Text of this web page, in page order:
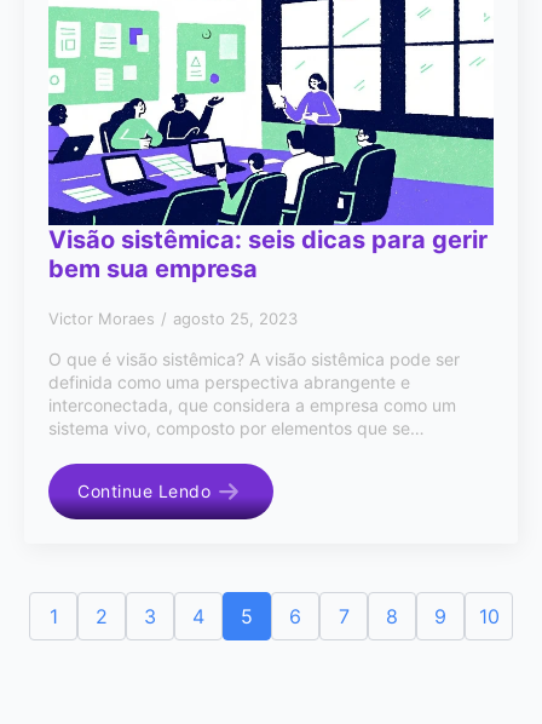
Visão sistêmica: seis dicas para gerir
bem sua empresa
Victor Moraes agosto 25, 2023
O que é visão sistêmica? A visão sistêmica pode ser
definida como uma perspectiva abrangente e
interconectada, que considera a empresa como um
sistema vivo, composto por elementos que se…
Continue Lendo
1 2 3 4 5 6 7 8 9 10